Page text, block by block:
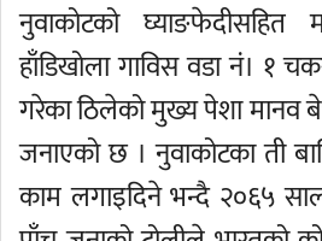
नुवाकोटको घ्याङफेदीसहित
हाँडिखोला गाविस वडा नं। १
गरेका ठिलेको मुख्य पेशा मानव
जनाएको छ । नुवाकोटका ती
काम लगाइदिने भन्दै २०६५